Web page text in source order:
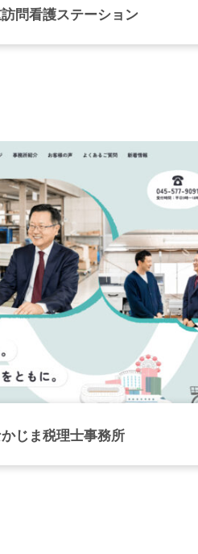
問看護ステーション
じま税理士事務所